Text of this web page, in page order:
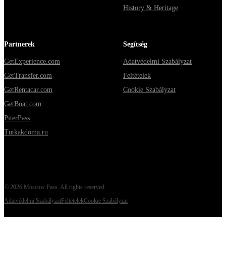
History & Heritage
Partnerek
GetExperience.com
GetTransfer.com
GetRentacar.com
GetBoat.com
PiterPass
Tutkakdoma.ru
Segítség
Adatvédelmi Szabályzat
Feltételek
Cookie Szabályzat
© 2026 Moscow Pass. All rights reserved.
Adatvédelmi SzabályzatFeltételekCookie Szabályzat